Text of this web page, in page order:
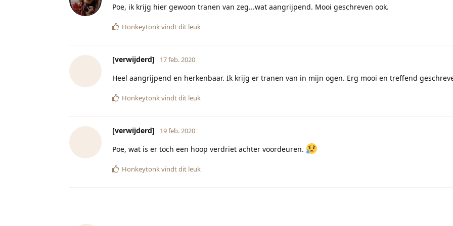
Poe, ik krijg hier gewoon tranen van zeg...wat aangrijpend. Mooi geschreven ook.
Honkeytonkvindt dit leuk
[verwijderd] 17 feb. 2020
Heel aangrijpend en herkenbaar. Ik krijg er tranen van in mijn ogen. Erg mooi en treffend
Honkeytonkvindt dit leuk
[verwijderd] 19 feb. 2020
Poe, wat is er toch een hoop verdriet achter voordeuren.
Honkeytonkvindt dit leuk